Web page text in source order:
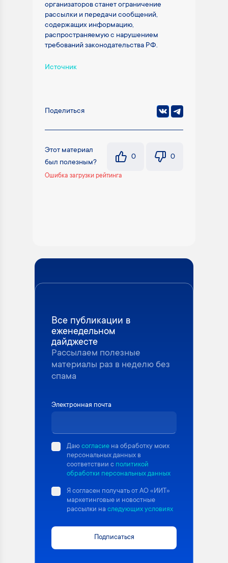
организаторов станет ограничение
рассылки и передачи сообщений,
содержащих информацию,
распространяемую с нарушением
требований законодательства РФ.
Источник
Поделиться
Этот материал
был полезным?
0 0
Ошибка загрузки рейтинга
Все публикации в
еженедельном
дайджесте
Рассылаем полезные
материалы раз в неделю без
спама
Электронная почта
Даюсогласие на обработку моих
персональных данных в
соответствии с политикой
обработки персональных данных
Я согласен получать от АО «ИИТ»
маркетинговые и новостные
рассылки на следующих условиях
Подписаться